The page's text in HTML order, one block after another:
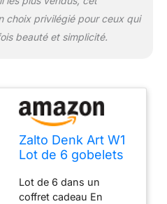
choix privilégié pour ceux qui
beauté et simplicité.
Zalto Denk Art W1
Lot de 6 gobelets
transparent
Lot de 6 dans un
coffret cadeau En